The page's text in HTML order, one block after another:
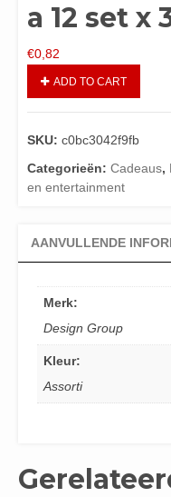
a 12 set x
€0,82
ADD TO CART
SKU: c0bc3042f9fb
Categorieën: Cadeaus,
en entertainment
AANVULLENDE
Merk:
Design Group
Kleur:
Assorti